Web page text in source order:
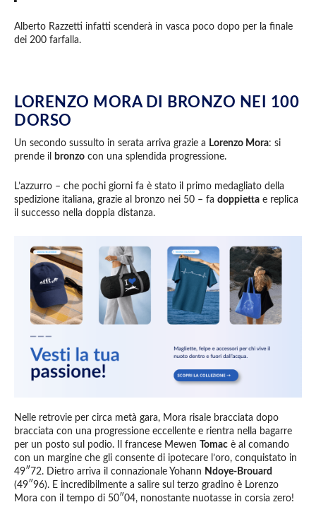
Alberto Razzetti infatti scenderà in vasca poco dopo per la finale
dei 200 farfalla.
LORENZO MORA DI BRONZO NEI 100
DORSO
Un secondo sussulto in serata arriva grazie a Lorenzo Mora: si
prende il
bronzo con una splendida progressione.
L’azzurro – che pochi giorni fa è stato il primo medagliato della
spedizione italiana, grazie al bronzo nei 50 – fa doppietta e replica
il successo nella doppia distanza.
Nelle retrovie per circa metà gara, Mora risale bracciata dopo
bracciata con una progressione eccellente e rientra nella bagarre
per un posto sul podio. Il francese Mewen
Tomac è al comando
con un margine che gli consente di ipotecare l’oro, conquistato in
49″72. Dietro arriva il connazionale Yohann Ndoye-Brouard
(49″96). E incredibilmente a salire sul terzo gradino è Lorenzo
Mora con il tempo di 50″04, nonostante nuotasse in corsia zero!